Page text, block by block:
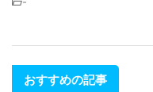
おすすめの記事